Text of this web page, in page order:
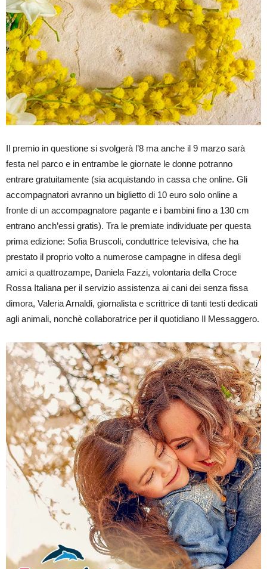
Il premio in questione si svolgerà l’8 ma anche il 9 marzo sarà
festa nel parco e in entrambe le giornate le donne potranno
entrare gratuitamente (sia acquistando in cassa che online. Gli
accompagnatori avranno un biglietto di 10 euro solo online a
fronte di un accompagnatore pagante e i bambini fino a 130 cm
entrano anch’essi gratis). Tra le premiate individuate per questa
prima edizione: Sofia Bruscoli, conduttrice televisiva, che ha
prestato il proprio volto a numerose campagne in difesa degli
amici a quattrozampe, Daniela Fazzi, volontaria della Croce
Rossa Italiana per il servizio assistenza ai cani dei senza fissa
dimora, Valeria Arnaldi, giornalista e scrittrice di tanti testi dedicati
agli animali, nonchè collaboratrice per il quotidiano Il Messaggero.